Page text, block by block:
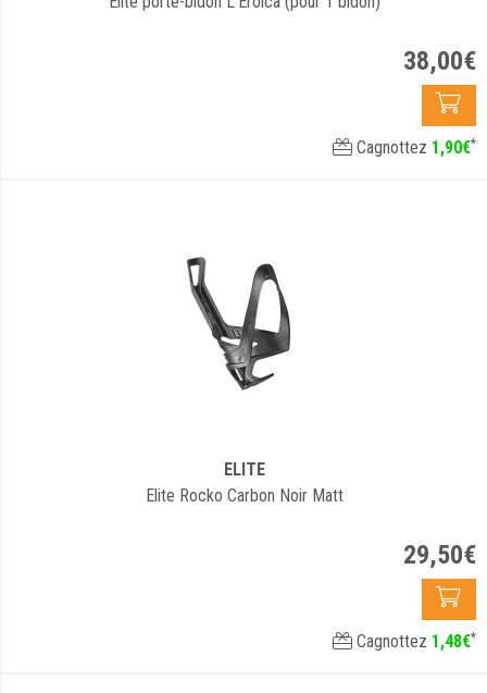
38,00€
Cagnottez 1,90€*
ELITE
Elite Rocko Carbon Noir Matt
29,50€
Cagnottez 1,48€*